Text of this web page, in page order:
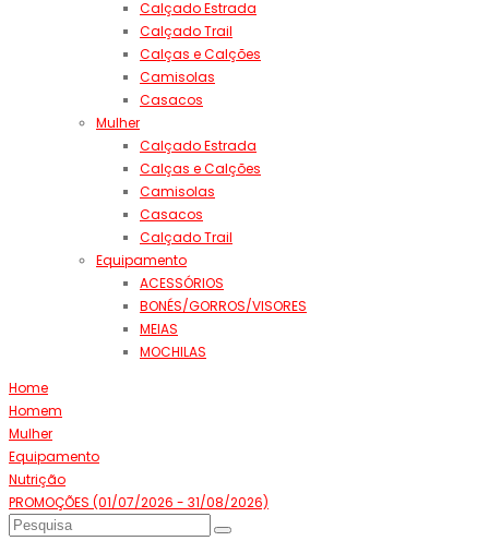
Calçado Estrada
Calçado Trail
Calças e Calções
Camisolas
Casacos
Mulher
Calçado Estrada
Calças e Calções
Camisolas
Casacos
Calçado Trail
Equipamento
ACESSÓRIOS
BONÉS/GORROS/VISORES
MEIAS
MOCHILAS
Home
Homem
Mulher
Equipamento
Nutrição
PROMOÇÕES (01/07/2026 - 31/08/2026)